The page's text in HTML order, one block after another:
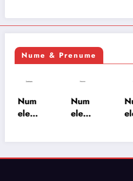
Nume & Prenume
Num
ele
semn
Num
ele
semn